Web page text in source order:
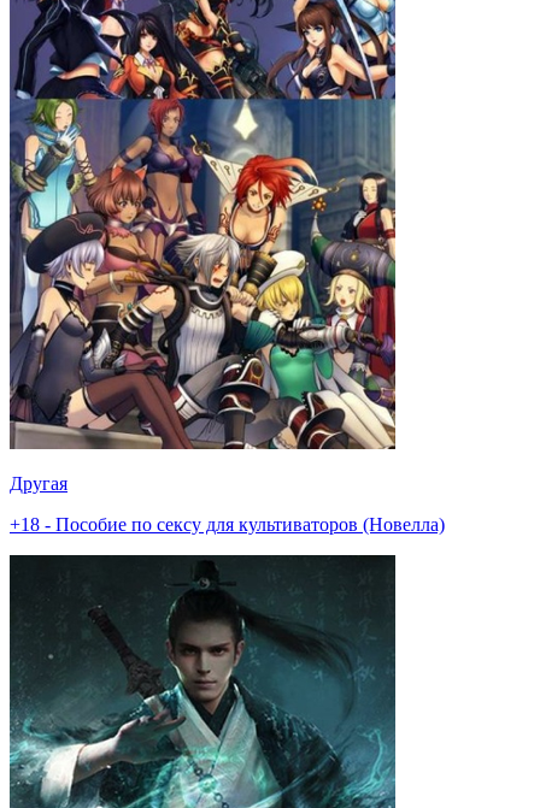
Другая
+18 - Пособие по сексу для культиваторов (Новелла)